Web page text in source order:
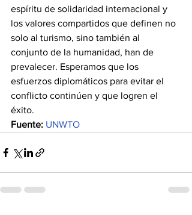
espíritu de solidaridad internacional y
los valores compartidos que definen no
solo al turismo, sino también al
conjunto de la humanidad, han de
prevalecer. Esperamos que los
esfuerzos diplomáticos para evitar el
conflicto continúen y que logren el
éxito.
Fuente: UNWTO